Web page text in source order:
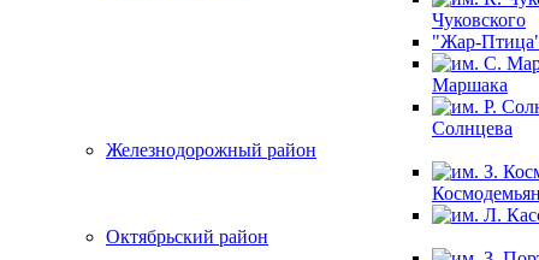
Чуковского
"Жар-
Маршака
Солнцева
Железнодорожный район
Октябрьский район